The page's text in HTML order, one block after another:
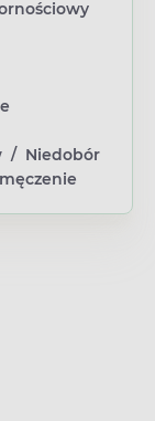
/ Niedobór